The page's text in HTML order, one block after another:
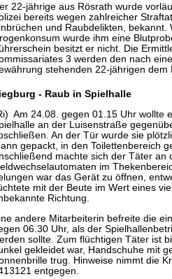
22-jährige aus Rösrath wurde
bereits wegen zahlreicher
und Raubdelikten, bekannt.
wurde ihm eine
besitzt er nicht. Die
3 werden den nach
stehenden 22-jährigen
- Raub in Spielhalle
Am 24.08. gegen 01.15 Uhr wollte
an der Luisenstraße
An der Tür wurde sie
gepackt, in den Toilettenbereich
machte sich der Täter an
im
war das Gerät zu öffnen,
mit der Beute im Wert eines
Richtung.
andere Mitarbeiterin befreite die
06.30 Uhr, als der
sollte. Zum flüchtigen Täter ist
gekleidet war, Handschuhe mit
trug. Hinweise nimmt die
entgegen.